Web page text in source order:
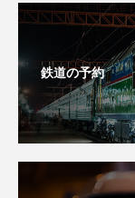
鉄道の予約